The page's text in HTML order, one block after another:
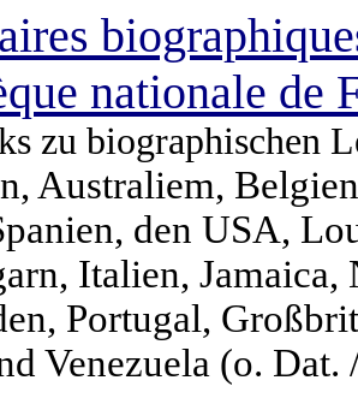
nationale de
zu biographischen
Australiem,
den USA,
Italien, Jamaica,
Portugal,
Venezuela (o. Dat.